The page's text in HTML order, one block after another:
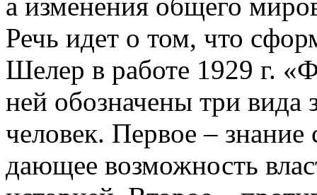
Речь идет о том, что
Шелер в работе 1929 г.
ней обозначены три вида
человек. Первое –
дающее возможность